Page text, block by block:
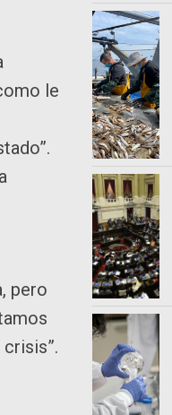
le
pero